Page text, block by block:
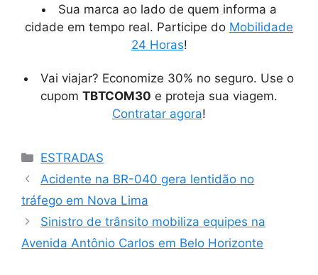
Sua marca ao lado de quem informa a
cidade em tempo real. Participe do Mobilidade
24 Horas!
Vai viajar? Economize 30% no seguro. Use o
cupom TBTCOM30 e proteja sua viagem.
Contratar agora!
Categorias
ESTRADAS
Acidente na BR-040 gera lentidão no
tráfego em Nova Lima
Sinistro de trânsito mobiliza equipes na
Avenida Antônio Carlos em Belo Horizonte